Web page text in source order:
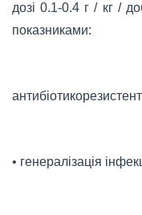
дозі 0.1-0.4 г / кг /
показниками:
• генералізація